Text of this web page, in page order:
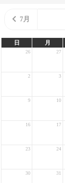
7月
日 月
26 27
2 3
9 10
16 17
23 24
30 31